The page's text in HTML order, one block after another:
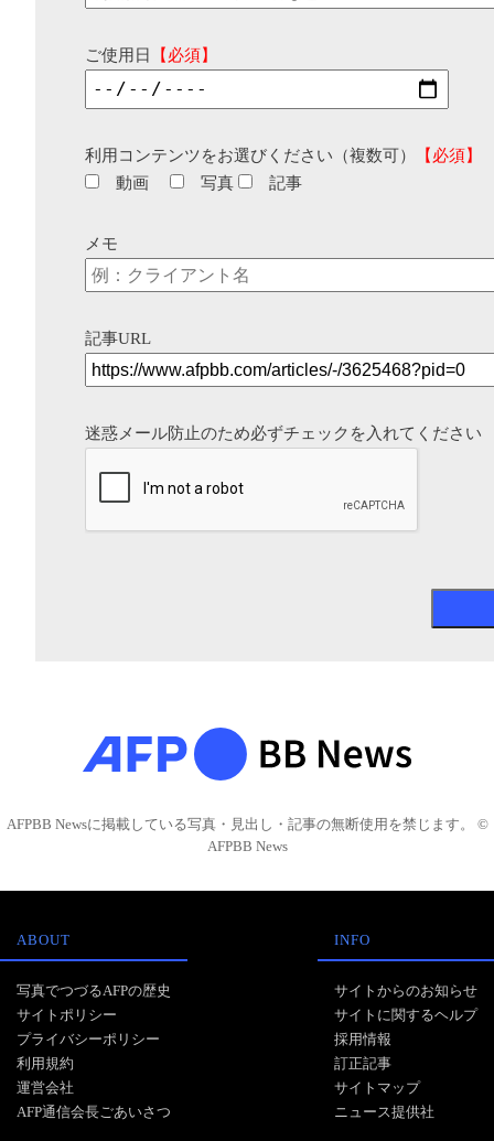
ご使用日 【必須】
利用コンテンツをお選びください（複数可）
【必須】
動画
写真 記事
メモ
記事URL
迷惑メール防止のため必ずチェックを入れてください
AFPBB Newsに掲載している写真・見出し・記事の無断使用を禁じます。 ©
AFPBB News
ABOUT
写真でつづるAFPの歴史
サイトポリシー
プライバシーポリシー
利用規約
運営会社
AFP通信会長ごあいさつ
INFO
サイトからのお知らせ
サイトに関するヘルプ
採用情報
訂正記事
サイトマップ
ニュース提供社